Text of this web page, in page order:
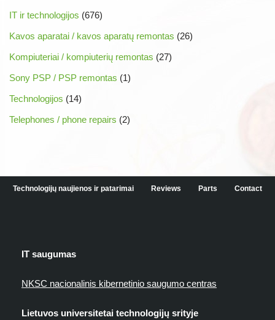
IT ir technologijos (676)
Kavos aparatai / kavos aparatų remontas (26)
Kompiuteriai / kompiuterių remontas (27)
Sony PSP / PSP remontas (1)
Technologijos (14)
Telephones / phone repairs (2)
Technologijų naujienos ir patarimai Reviews Parts Contact
IT saugumas
NKSC nacionalinis kibernetinio saugumo centras
Lietuvos universitetai technologijų srityje